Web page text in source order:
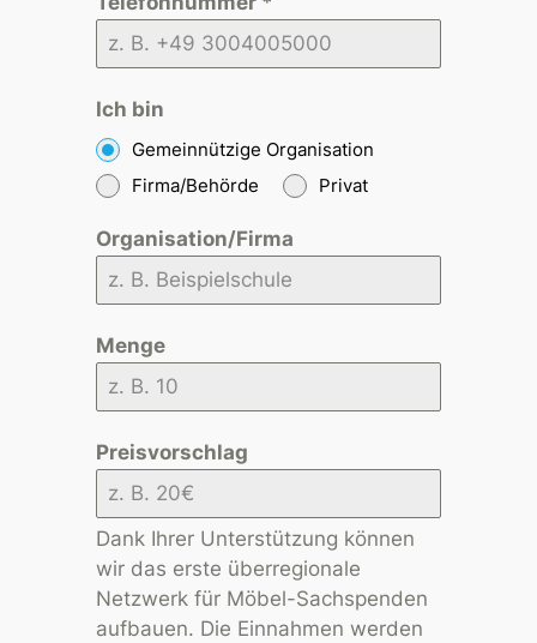
Ich bin
Gemeinnützige Organisation
Firma/Behörde
Privat
Organisation/Firma
Menge
Preisvorschlag
Dank Ihrer Unterstützung können
wir das erste überregionale
Netzwerk für Möbel-Sachspenden
aufbauen. Die Einnahmen werden